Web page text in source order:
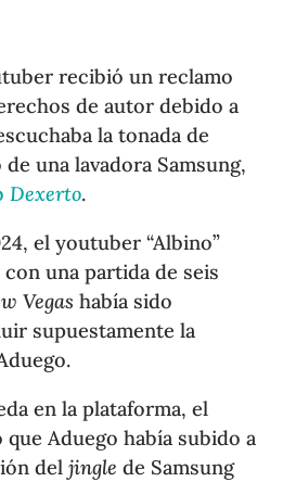
recibió un reclamo
de autor debido a
la tonada de
una lavadora Samsung,
Dexerto.
el youtuber “Albino”
una partida de seis
Vegas había sido
supuestamente la
en la plataforma, el
Aduego había subido a
deljingle de Samsung